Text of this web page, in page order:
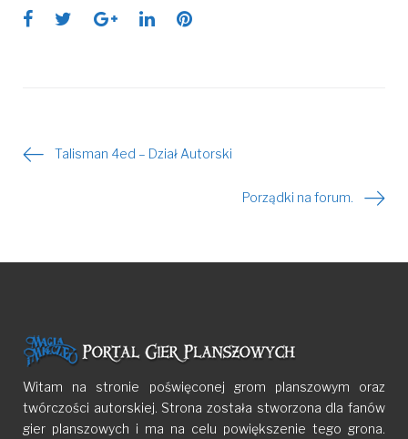
Facebook
TwitterGoogle+
LinkedInPinterest
Nawigacja
Talisman 4ed – Dział Autorski
Porządki na forum.
Witam na stronie poświęconej grom planszowym oraz
twórczości autorskiej. Strona została stworzona dla fanów
gier planszowych i ma na celu powiększenie tego grona.